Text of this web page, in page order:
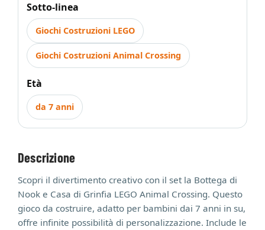
Sotto-linea
Giochi Costruzioni LEGO
Giochi Costruzioni Animal Crossing
Età
da 7 anni
Descrizione
Scopri il divertimento creativo con il set la Bottega di
Nook e Casa di Grinfia LEGO Animal Crossing. Questo
gioco da costruire, adatto per bambini dai 7 anni in su,
offre infinite possibilità di personalizzazione. Include le